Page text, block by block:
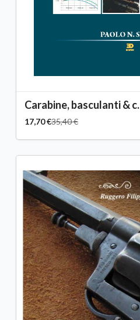
Carabine, basculanti & c.
17,70 €35,40 €